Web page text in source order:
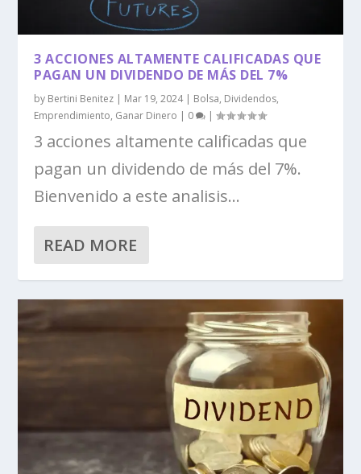
3 ACCIONES ALTAMENTE CALIFICADAS QUE
PAGAN UN DIVIDENDO DE MÁS DEL 7%
by Bertini Benitez | Mar 19, 2024| Bolsa, Dividendos,
Emprendimiento, Ganar Dinero | 0 |
3 acciones altamente calificadas que
pagan un dividendo de más del 7%.
Bienvenido a este analisis...
READ MORE